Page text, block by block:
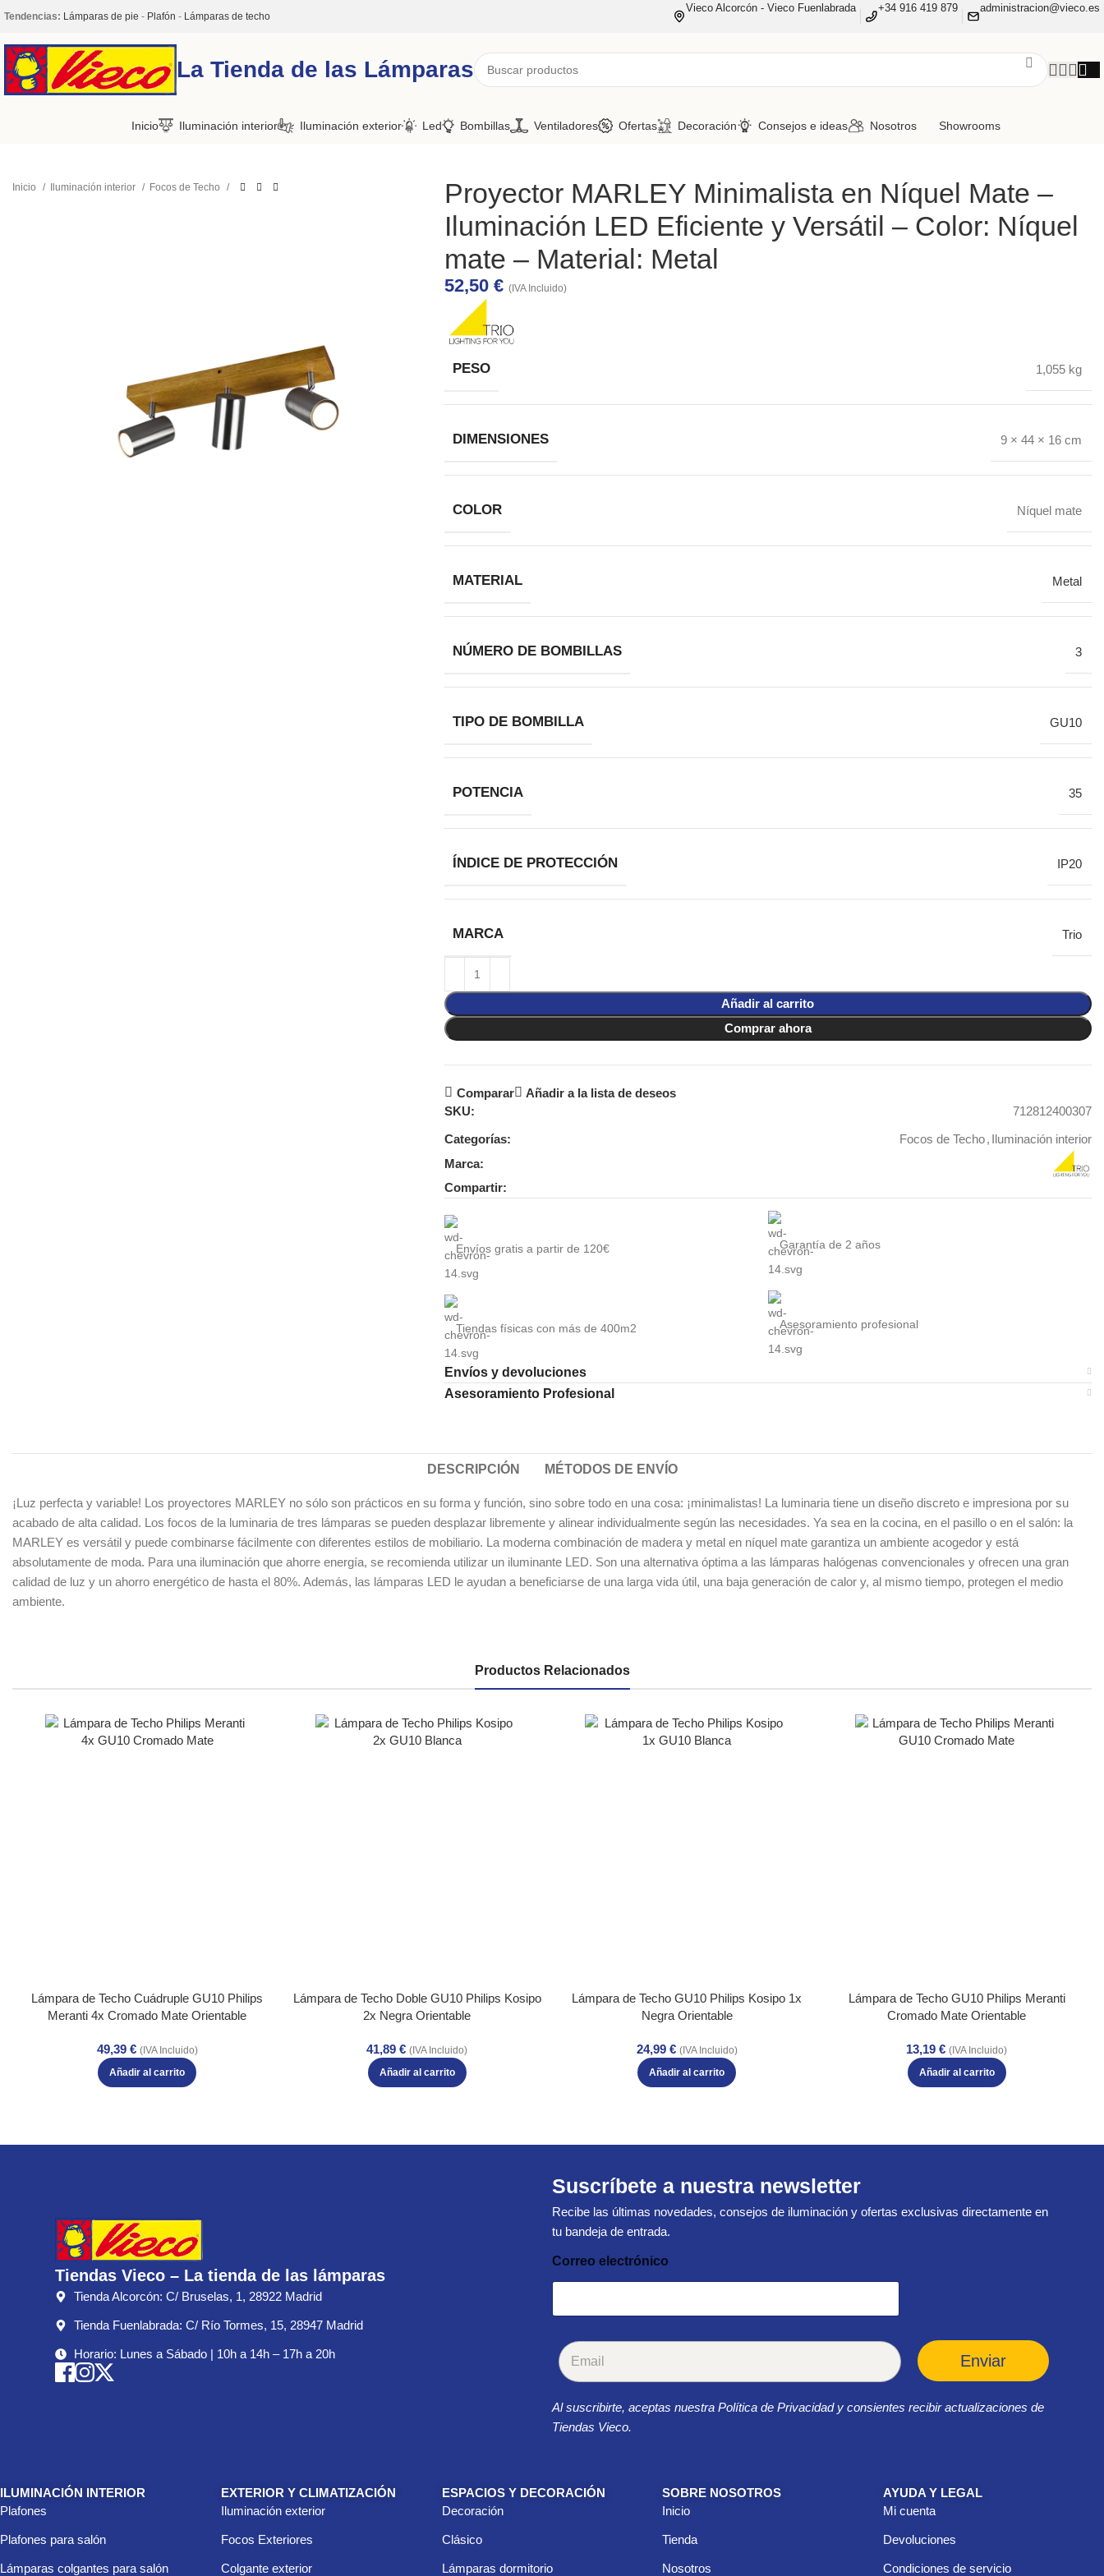
Tendencias: Lámparas de pie - Plafón - Lámparas de techo
Vieco Alcorcón - Vieco Fuenlabrada +34 916 419 879 administracion@vieco.es
La Tienda de las Lámparas
Inicio Iluminación interior Iluminación exterior Led Bombillas Ventiladores Ofertas Decoración Consejos e ideas Nosotros Showrooms
Inicio Iluminación interior Focos de Techo
Proyector MARLEY Minimalista en Níquel Mate –
Iluminación LED Eficiente y Versátil – Color: Níquel
mate – Material: Metal
52,50 € (IVA Incluido)
PESO 1,055 kg
DIMENSIONES 9 × 44 × 16 cm
COLOR Níquel mate
MATERIAL Metal
NÚMERO DE BOMBILLAS 3
TIPO DE BOMBILLA GU10
POTENCIA 35
ÍNDICE DE PROTECCIÓN IP20
MARCA Trio
Añadir al carrito
Comprar ahora
Comparar
Añadir a la lista de deseos
SKU:
712812400307
Categorías:
Focos de Techo, Iluminación interior
Marca:
Compartir:
Envíos gratis a partir de 120€
Tiendas físicas con más de 400m2
Garantía de 2 años
Asesoramiento profesional
Envíos y devoluciones
Asesoramiento Profesional
DESCRIPCIÓN MÉTODOS DE ENVÍO
¡Luz perfecta y variable! Los proyectores MARLEY no sólo son prácticos en su forma y función, sino sobre todo en una cosa: ¡minimalistas! La luminaria tiene un diseño discreto e impresiona por su
acabado de alta calidad. Los focos de la luminaria de tres lámparas se pueden desplazar libremente y alinear individualmente según las necesidades. Ya sea en la cocina, en el pasillo o en el salón: la
MARLEY es versátil y puede combinarse fácilmente con diferentes estilos de mobiliario. La moderna combinación de madera y metal en níquel mate garantiza un ambiente acogedor y está
absolutamente de moda. Para una iluminación que ahorre energía, se recomienda utilizar un iluminante LED. Son una alternativa óptima a las lámparas halógenas convencionales y ofrecen una gran
calidad de luz y un ahorro energético de hasta el 80%. Además, las lámparas LED le ayudan a beneficiarse de una larga vida útil, una baja generación de calor y, al mismo tiempo, protegen el medio
ambiente.
Productos Relacionados
Lámpara de Techo Cuádruple GU10 Philips
Meranti 4x Cromado Mate Orientable
49,39 € (IVA Incluido)
Añadir al carrito
Lámpara de Techo Doble GU10 Philips Kosipo
2x Negra Orientable
41,89€ (IVA Incluido)
Añadir al carrito
Lámpara de Techo GU10 Philips Kosipo 1x
Negra Orientable
24,99 € (IVA Incluido)
Añadir al carrito
Lámpara de Techo GU10 Philips Meranti
Cromado Mate Orientable
13,19€ (IVA Incluido)
Añadir al carrito
Tiendas Vieco – La tienda de las lámparas
Tienda Alcorcón: C/ Bruselas, 1, 28922 Madrid
Tienda Fuenlabrada: C/ Río Tormes, 15, 28947 Madrid
Horario: Lunes a Sábado | 10h a 14h – 17h a 20h
Suscríbete a nuestra newsletter
Recibe las últimas novedades, consejos de iluminación y ofertas exclusivas directamente en
tu bandeja de entrada.
Correo electrónico
C
o
e
o
c
Enviar
Al suscribirte, aceptas nuestra Política de Privacidad y consientes recibir actualizaciones de
Tiendas Vieco.
ILUMINACIÓN INTERIOR
Plafones
Plafones para salón
Lámparas colgantes para salón
EXTERIOR Y CLIMATIZACIÓN
Iluminación exterior
Focos Exteriores
Colgante exterior
ESPACIOS Y DECORACIÓN
Decoración
Clásico
Lámparas dormitorio
SOBRE NOSOTROS
Inicio
Tienda
Nosotros
AYUDA Y LEGAL
Mi cuenta
Devoluciones
Condiciones de servicio